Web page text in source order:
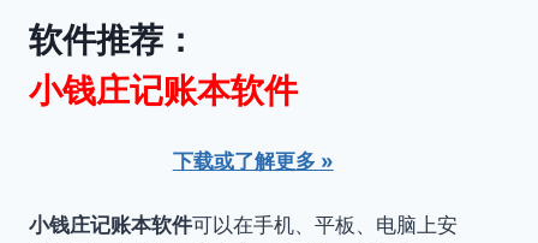
软件推荐：
小钱庄记账本软件
下载或了解更多 »
小钱庄记账本软件可以在手机、平板、电脑上安